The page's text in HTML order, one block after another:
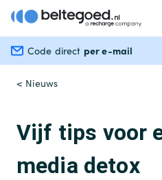
Code direct per e-mail
< Nieuws
Vijf tips voor
media detox